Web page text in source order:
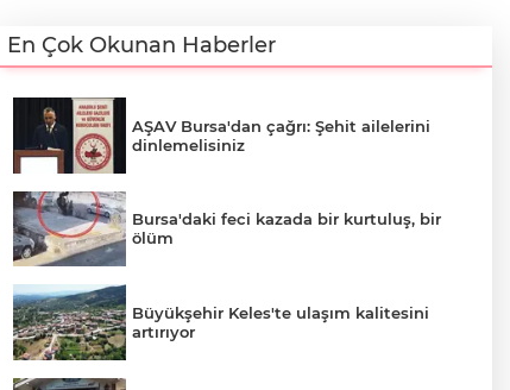
En Çok Okunan Haberler
AŞAV Bursa'dan çağrı: Şehit ailelerini
dinlemelisiniz
Bursa'daki feci kazada bir kurtuluş, bir
ölüm
Büyükşehir Keles'te ulaşım kalitesini
artırıyor